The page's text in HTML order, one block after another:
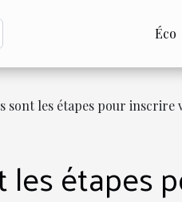
Éco
sont les étapes pour inscrire
les étapes